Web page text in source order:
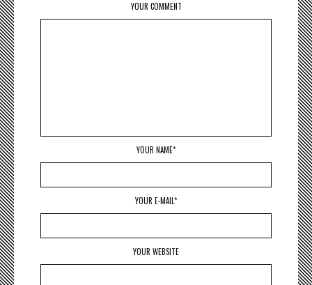
YOUR COMMENT
YOUR NAME*
YOUR E-MAIL*
YOUR WEBSITE